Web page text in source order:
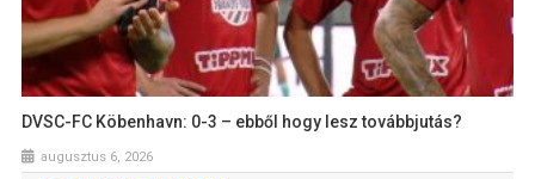
DVSC-FC Köbenhavn: 0-3 – ebből hogy lesz továbbjutás?
augusztus 6, 2026